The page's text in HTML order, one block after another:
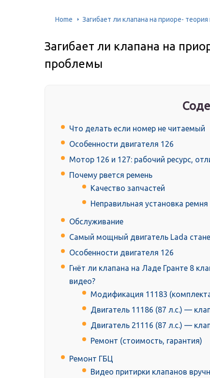
Home Загибает ли клапана на приоре-
Загибает ли клапана на
проблемы
Что делать если номер не читаемый
Особенности двигателя 126
Мотор 126 и 127: рабочий ресурс,
Почему рвется ремень
Качество запчастей
Неправильная установка ремня
Обслуживание
Самый мощный двигатель Lada
Особенности двигателя 126
Гнёт ли клапана на Ладе Гранте 8
видео?
Модификация 11183
Двигатель 11186 (87 л.с.) —
Двигатель 21116 (87 л.с.) —
Ремонт (стоимость, гарантия)
Ремонт ГБЦ
Видео притирки клапанов